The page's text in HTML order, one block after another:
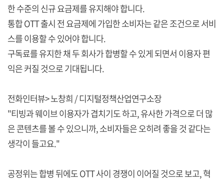
한 수준의 신규 요금제를 유지해야 합니다.
통합 OTT 출시 전 요금제에 가입한 소비자는 같은 조건으로 서비
스를 이용할 수 있어야 합니다.
구독료를 유지한 채 두 회사가 합병할 수 있게 되면서 이용자 편
익은 커질 것으로 기대됩니다.
전화인터뷰> 노창희 / 디지털정책산업연구소장
"티빙과 웨이브 이용자가 겹치기도 하고, 유사한 가격으로 더 많
은 콘텐츠를 볼 수 있으니까, 소비자들은 오히려 좋을 것 같다는
생각이 들고요."
공정위는 합병 뒤에도 OTT 사이 경쟁이 이어질 것으로 보고, 혁